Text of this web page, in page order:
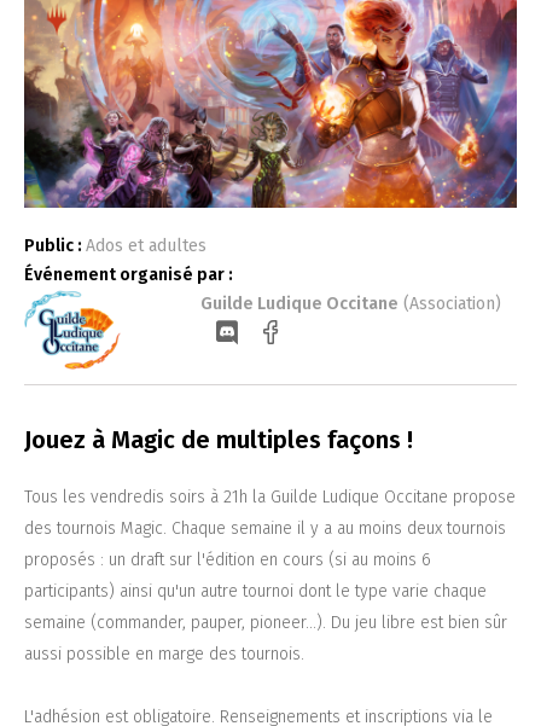
Public : Ados et adultes
Événement organisé par :
Guilde Ludique Occitane (Association)
Jouez à Magic de multiples façons !
Tous les vendredis soirs à 21h la Guilde Ludique Occitane propose
des tournois Magic. Chaque semaine il y a au moins deux tournois
proposés : un draft sur l'édition en cours (si au moins 6
participants) ainsi qu'un autre tournoi dont le type varie chaque
semaine (commander, pauper, pioneer...). Du jeu libre est bien sûr
aussi possible en marge des tournois.
L'adhésion est obligatoire. Renseignements et inscriptions via le